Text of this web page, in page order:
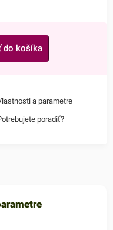
do košíka
a parametre
poradiť?